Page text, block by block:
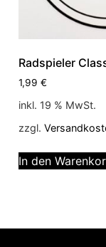
Radspieler
1,99€
inkl. 19 % MwSt.
zzgl.
In den